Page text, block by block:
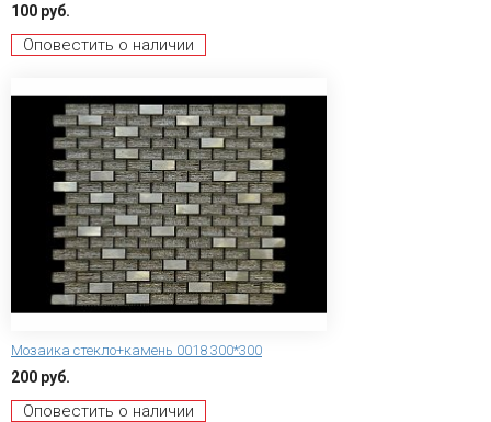
100 руб.
Оповестить о наличии
Мозаика стекло+камень 0018 300*300
200 руб.
Оповестить о наличии